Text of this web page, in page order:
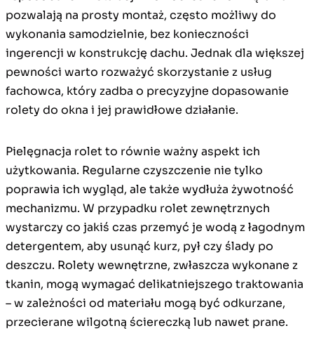
pozwalają na prosty montaż, często możliwy do
wykonania samodzielnie, bez konieczności
ingerencji w konstrukcję dachu. Jednak dla większej
pewności warto rozważyć skorzystanie z usług
fachowca, który zadba o precyzyjne dopasowanie
rolety do okna i jej prawidłowe działanie.
Pielęgnacja rolet to równie ważny aspekt ich
użytkowania. Regularne czyszczenie nie tylko
poprawia ich wygląd, ale także wydłuża żywotność
mechanizmu. W przypadku rolet zewnętrznych
wystarczy co jakiś czas przemyć je wodą z łagodnym
detergentem, aby usunąć kurz, pył czy ślady po
deszczu. Rolety wewnętrzne, zwłaszcza wykonane z
tkanin, mogą wymagać delikatniejszego traktowania
– w zależności od materiału mogą być odkurzane,
przecierane wilgotną ściereczką lub nawet prane.